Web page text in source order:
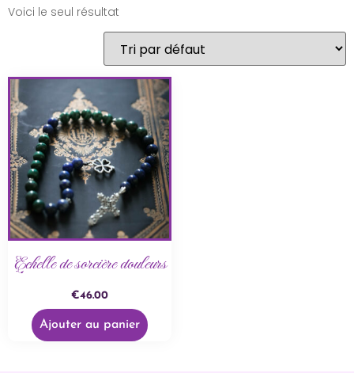
Voici le seul résultat
Echelle de sorcière douleurs
€46.00
Ajouter au panier